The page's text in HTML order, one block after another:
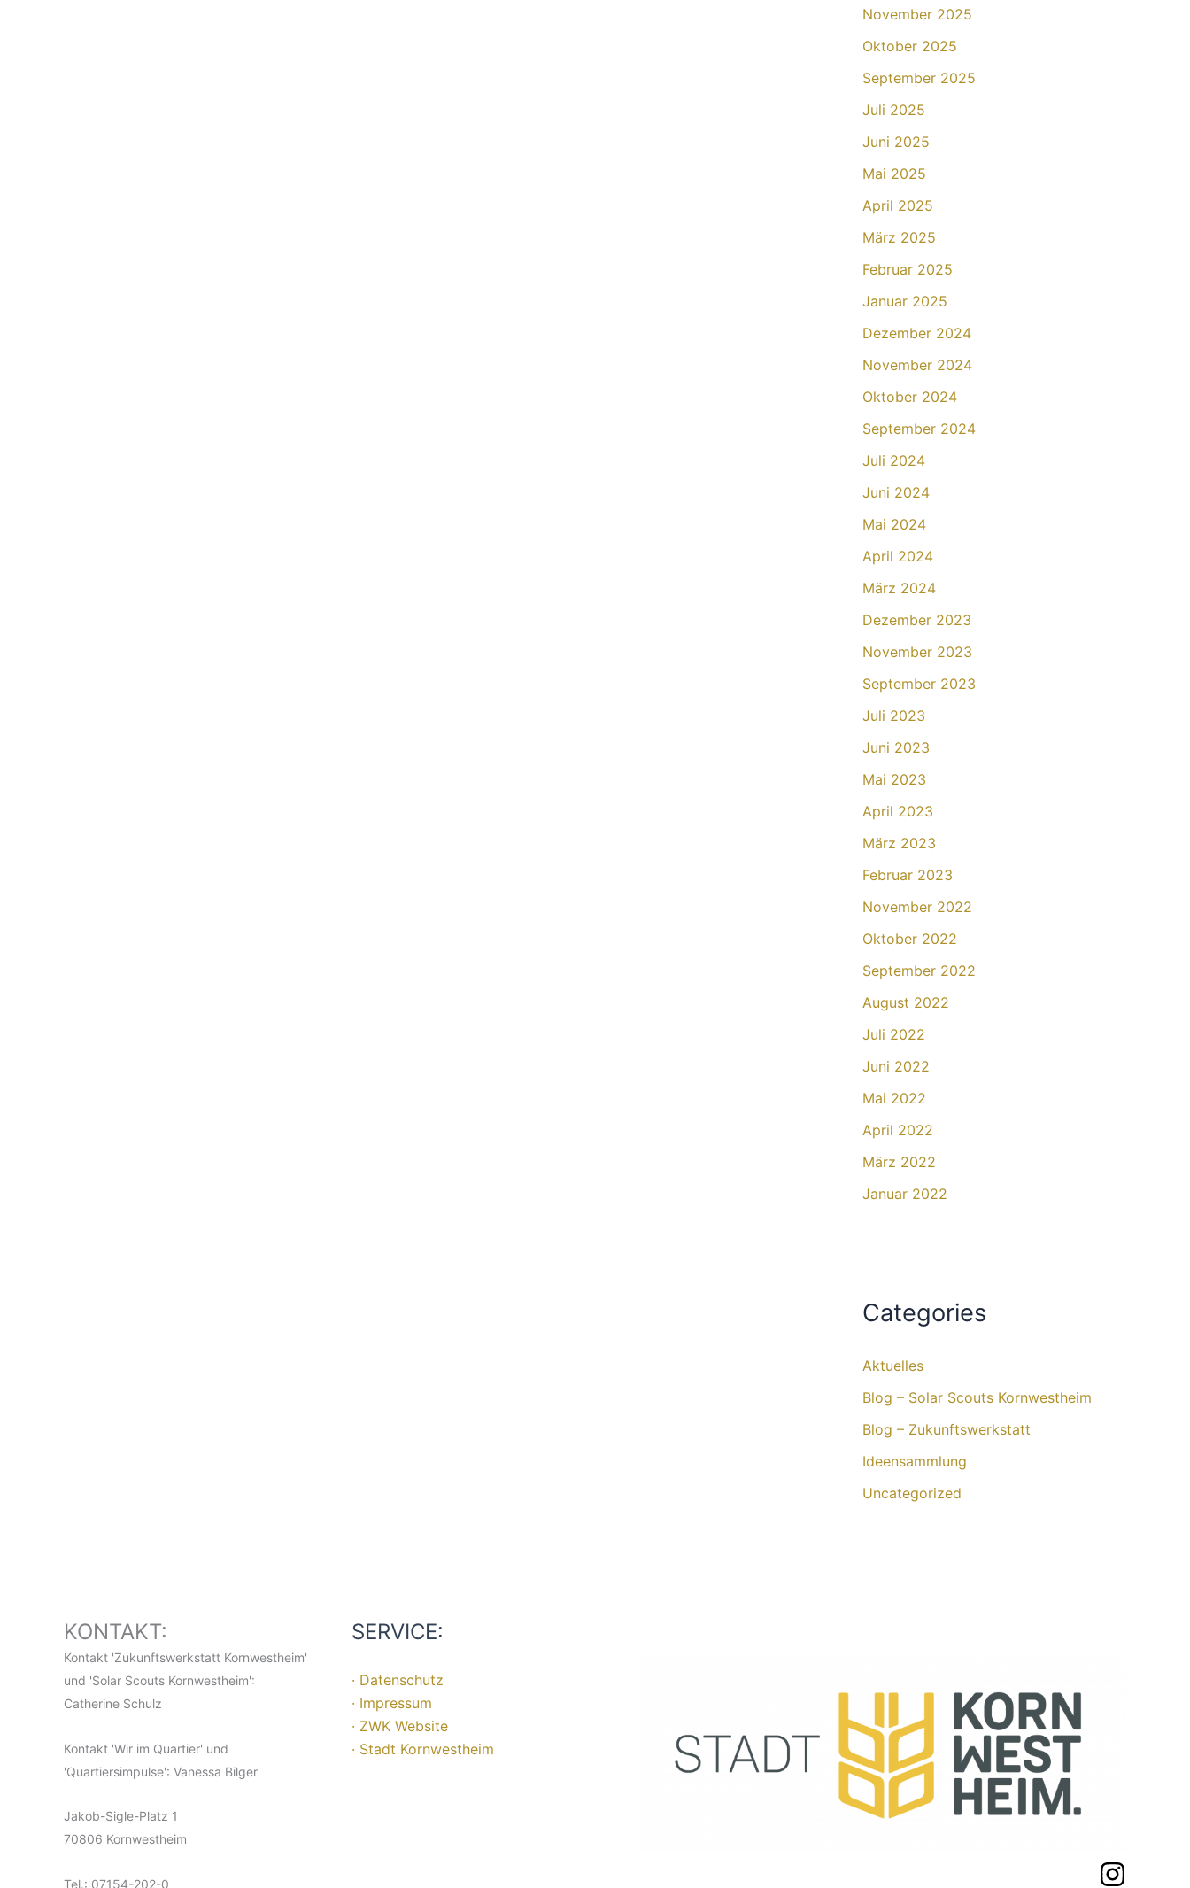
November 2025
Oktober 2025
September 2025
Juli 2025
Juni 2025
Mai 2025
April 2025
März 2025
Februar 2025
Januar 2025
Dezember 2024
November 2024
Oktober 2024
September 2024
Juli 2024
Juni 2024
Mai 2024
April 2024
März 2024
Dezember 2023
November 2023
September 2023
Juli 2023
Juni 2023
Mai 2023
April 2023
März 2023
Februar 2023
November 2022
Oktober 2022
September 2022
August 2022
Juli 2022
Juni 2022
Mai 2022
April 2022
März 2022
Januar 2022
Categories
Aktuelles
Blog – Solar Scouts Kornwestheim​
Blog – Zukunftswerkstatt
Ideensammlung
Uncategorized
KONTAKT:
Kontakt 'Zukunftswerkstatt Kornwestheim'
und 'Solar Scouts Kornwestheim':
Catherine Schulz
Kontakt 'Wir im Quartier' und
'Quartiersimpulse': Vanessa Bilger
Jakob-Sigle-Platz 1
70806 Kornwestheim
Tel.: 07154-202-0
SERVICE:
· Datenschutz
· Impressum
· ZWK Website
· Stadt Kornwestheim